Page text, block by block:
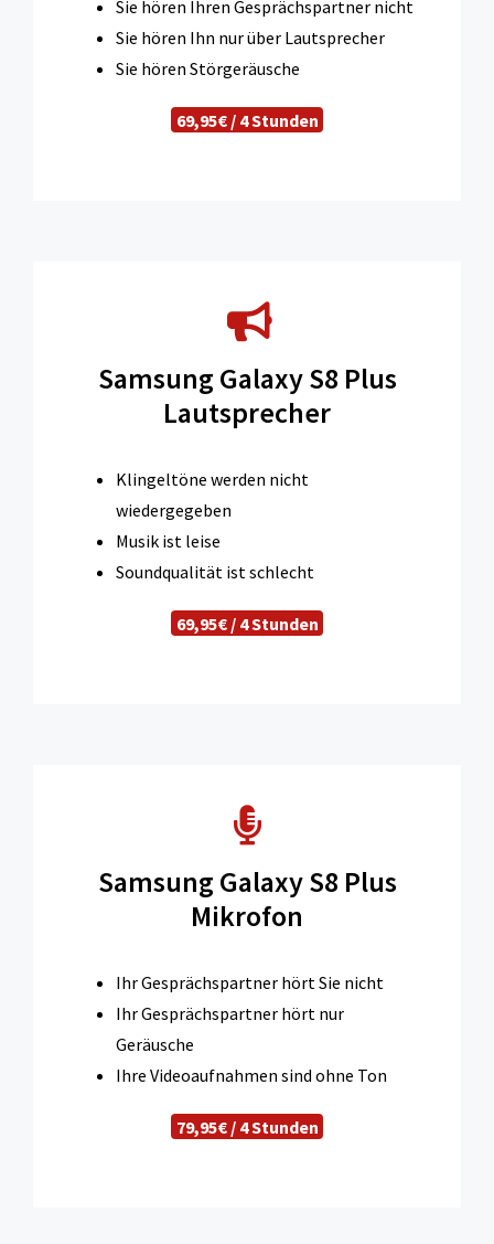
Sie hören Ihren Gesprächspartner nicht
Sie hören Ihn nur über Lautsprecher
Sie hören Störgeräusche
69,95€ / 4 Stunden
Samsung Galaxy S8 Plus
Lautsprecher
Klingeltöne werden nicht
wiedergegeben
Musik ist leise
Soundqualität ist schlecht
69,95€ / 4 Stunden
Samsung Galaxy S8 Plus
Mikrofon
Ihr Gesprächspartner hört Sie nicht
Ihr Gesprächspartner hört nur
Geräusche
Ihre Videoaufnahmen sind ohne Ton
79,95€ / 4 Stunden